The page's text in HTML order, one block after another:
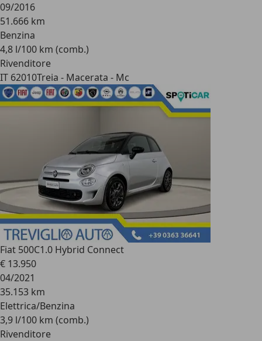
09/2016
51.666 km
Benzina
4,8 l/100 km (comb.)
Rivenditore
IT 62010Treia - Macerata - Mc
Fiat 500C1.0 Hybrid Connect
€ 13.950
04/2021
35.153 km
Elettrica/Benzina
3,9 l/100 km (comb.)
Rivenditore